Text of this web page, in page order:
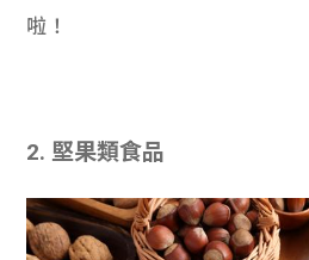
啦！
2. 堅果類食品